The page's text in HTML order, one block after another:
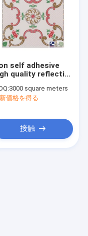
self adhesive
quality reflective
panels in
market
3000 square meters
価格を得る
接触